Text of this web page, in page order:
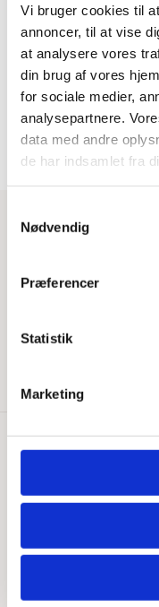
Vi bruger cookies til
annoncer, til at vise
at analysere vores
din brug af vores
for sociale medier,
analysepartnere.
data med andre
de har indsamlet fra
Nødvendig
Præferencer
Statistik
Marketing
Vi har Danmarks
på kvalitetsgulve!
100% dansk
Dansk butik og
lokal service og
Har du brug
Kontakt os
info@floorshop.dk
Man – Fre: kl. 10:00 –